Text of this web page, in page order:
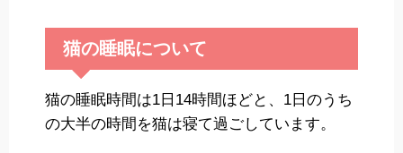
猫の睡眠について
猫の睡眠時間は1日14時間ほどと、1日のうち
の大半の時間を猫は寝て過ごしています。